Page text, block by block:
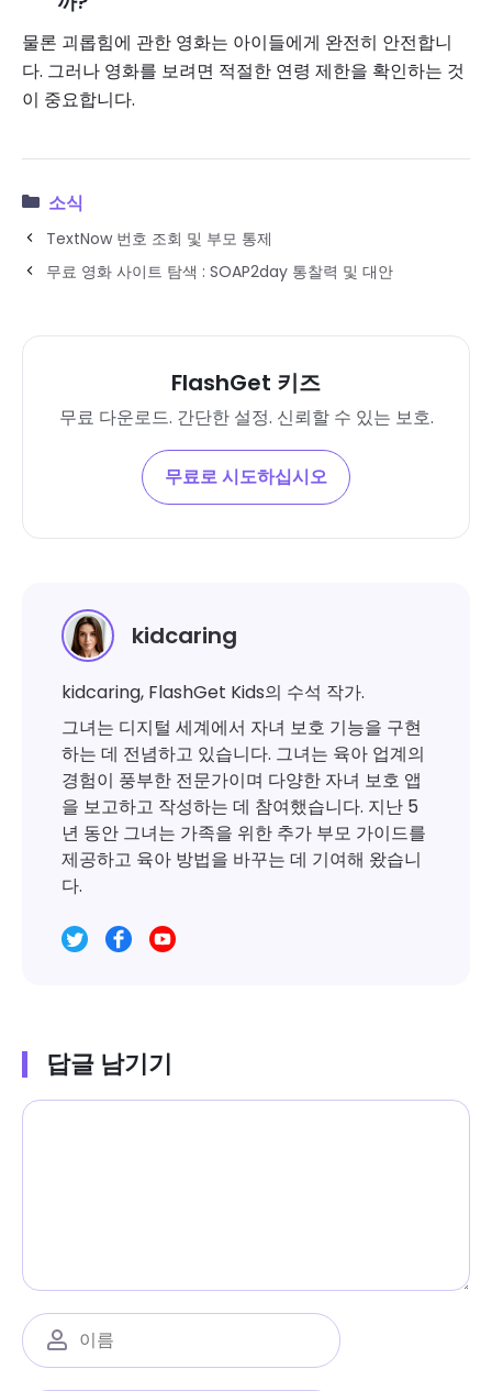
물론 괴롭힘에 관한 영화는 아이들에게 완전히 안전합니
다. 그러나 영화를 보려면 적절한 연령 제한을 확인하는 것
이 중요합니다.
소식
TextNow 번호 조회 및 부모 통제
무료 영화 사이트 탐색 : SOAP2day 통찰력 및 대안
FlashGet 키즈
무료 다운로드. 간단한 설정. 신뢰할 수 있는 보호.
무료로 시도하십시오
kidcaring
kidcaring, FlashGet Kids의 수석 작가.
그녀는 디지털 세계에서 자녀 보호 기능을 구현
하는 데 전념하고 있습니다. 그녀는 육아 업계의
경험이 풍부한 전문가이며 다양한 자녀 보호 앱
을 보고하고 작성하는 데 참여했습니다. 지난 5
년 동안 그녀는 가족을 위한 추가 부모 가이드를
제공하고 육아 방법을 바꾸는 데 기여해 왔습니
다.
답글 남기기